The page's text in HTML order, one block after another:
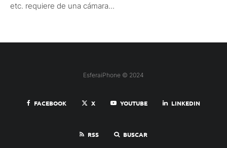
etc. requiere de una cámara...
EsferaiPhone © 2024
FACEBOOK X YOUTUBE LINKEDIN
RSS BUSCAR